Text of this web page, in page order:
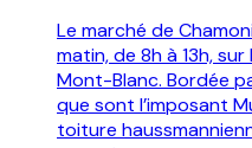
Le marché de
matin, de 8h à 13h,
Mont-Blanc. Bordée
que sont l’imposant
toiture